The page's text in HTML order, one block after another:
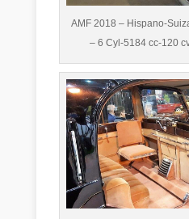
AMF 2018 – Hispano-
– 6 Cyl-5184 cc-120